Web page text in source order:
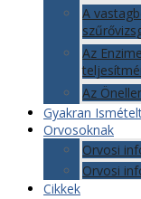
A
Az
Az
Gyakran
Orvosoknak
Orvosi
Orvosi
Cikkek